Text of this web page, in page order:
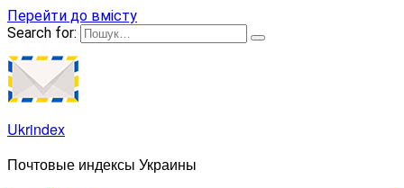
Перейти до вмісту
Search for:
Ukrindex
Почтовые индексы Украины